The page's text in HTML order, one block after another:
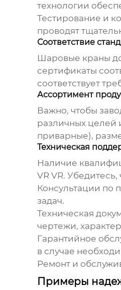
технологии
Тестирование и
проводят
Соответствие
Шаровые краны
сертификаты
соответствует
Ассортимент
Важно, чтобы
различных целей
приварные),
Техническая
Наличие
VR VR. Убедитесь,
Консультации по
задач.
Техническая
чертежи,
Гарантийное
в случае
Ремонт и
Примеры